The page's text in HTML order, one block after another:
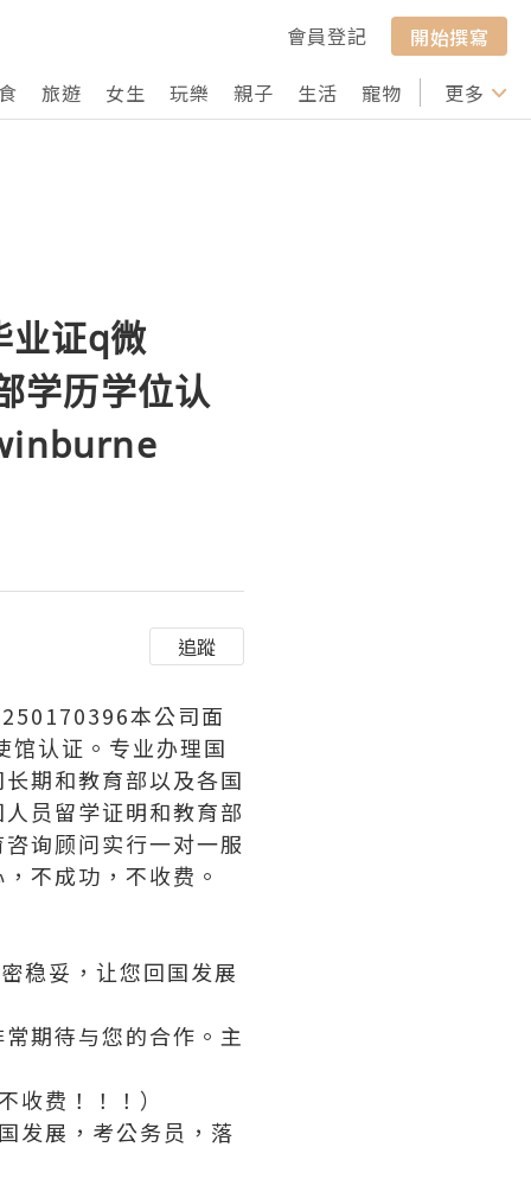
會員登記
開始撰寫
旅遊 女生 玩樂 親子 生活 寵物 行山 打卡
更多
业证q微
学历学位认
追蹤
本公司面
认证。专业办理国
期和教育部以及各国
员留学证明和教育部
询顾问实行一对一服
不成功，不收费。
稳妥，让您回国发展
期待与您的合作。主
费！！！）
发展，考公务员，落